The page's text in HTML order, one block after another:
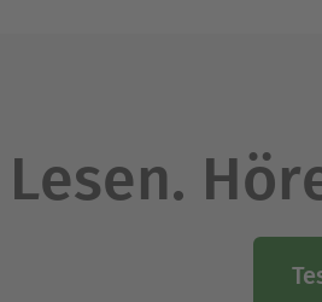
Lesen.